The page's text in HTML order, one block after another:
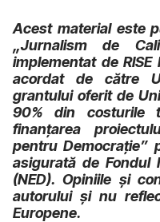
Acest material este
„Jurnalism de
implementat de
acordat de către
grantului oferit de
90% din costurile
finanțarea
pentru Democrație”
asigurată de Fondul
(NED). Opiniile și
autorului și nu
Europene.